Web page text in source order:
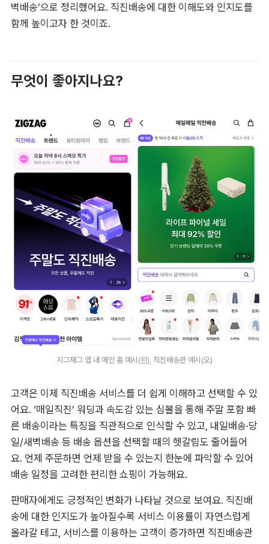
벽배송’으로 정리했어요. 직진배송에 대한 이해도와 인지도를
함께 높이고자 한 것이죠.
무엇이 좋아지나요?
지그재그 앱 내 메인 홈 예시(왼), 직진배송관 예시(오)
고객은 이제 직진배송 서비스를 더 쉽게 이해하고 선택할 수 있
어요. ‘매일직진’ 워딩과 속도감 있는 심볼을 통해 주말 포함 빠
른 배송이라는 특징을 직관적으로 인식할 수 있고, 내일배송·당
일/새벽배송 등 배송 옵션을 선택할 때의 헷갈림도 줄어들어
요. 언제 주문하면 언제 받을 수 있는지 한눈에 파악할 수 있어
배송 일정을 고려한 편리한 쇼핑이 가능해요.
판매자에게도 긍정적인 변화가 나타날 것으로 보여요. 직진배
송에 대한 인지도가 높아질수록 서비스 이용률이 자연스럽게
올라갈 테고, 서비스를 이용하는 고객이 증가하면 직진배송관